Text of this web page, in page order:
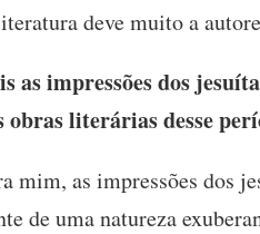
deve muito a
as impressões dos
obras literárias desse
mim, as impressões dos
de uma natureza